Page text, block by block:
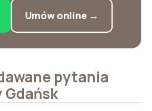
Umów online →
pytania